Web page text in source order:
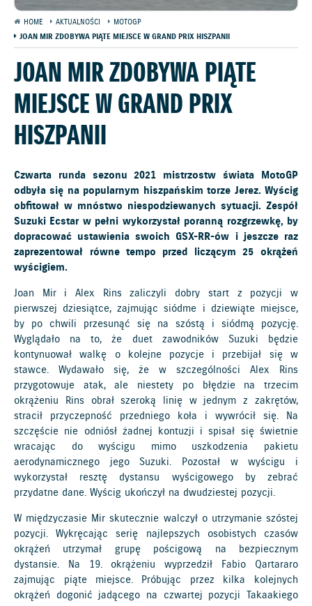
HOME AKTUALNOŚCI
MOTOGP
JOAN MIR ZDOBYWA PIĄTE MIEJSCE W GRAND PRIX HISZPANII
JOAN MIR ZDOBYWA PIĄTE
MIEJSCE W GRAND PRIX
HISZPANII
Czwarta runda sezonu 2021 mistrzostw świata MotoGP
odbyła się na popularnym hiszpańskim torze Jerez. Wyścig
obfitował w mnóstwo niespodziewanych sytuacji. Zespół
Suzuki Ecstar w pełni wykorzystał poranną rozgrzewkę, by
dopracować ustawienia swoich GSX-RR-ów i jeszcze raz
zaprezentował równe tempo przed liczącym 25 okrążeń
wyścigiem.
Joan Mir i Alex Rins zaliczyli dobry start z pozycji w
pierwszej dziesiątce, zajmując siódme i dziewiąte miejsce,
by po chwili przesunąć się na szóstą i siódmą pozycję.
Wyglądało na to, że duet zawodników Suzuki będzie
kontynuował walkę o kolejne pozycje i przebijał się w
stawce. Wydawało się, że w szczególności Alex Rins
przygotowuje atak, ale niestety po błędzie na trzecim
okrążeniu Rins obrał szeroką linię w jednym z zakrętów,
stracił przyczepność przedniego koła i wywrócił się. Na
szczęście nie odniósł żadnej kontuzji i spisał się świetnie
wracając do wyścigu mimo uszkodzenia pakietu
aerodynamicznego jego Suzuki. Pozostał w wyścigu i
wykorzystał resztę dystansu wyścigowego by zebrać
przydatne dane. Wyścig ukończył na dwudziestej pozycji.
W międzyczasie Mir skutecznie walczył o utrzymanie szóstej
pozycji. Wykręcając serię najlepszych osobistych czasów
okrążeń utrzymał grupę pościgową na bezpiecznym
dystansie. Na 19. okrążeniu wyprzedził Fabio Qartararo
zajmując piąte miejsce. Próbując przez kilka kolejnych
okrążeń dogonić jadącego na czwartej pozycji Takaakiego